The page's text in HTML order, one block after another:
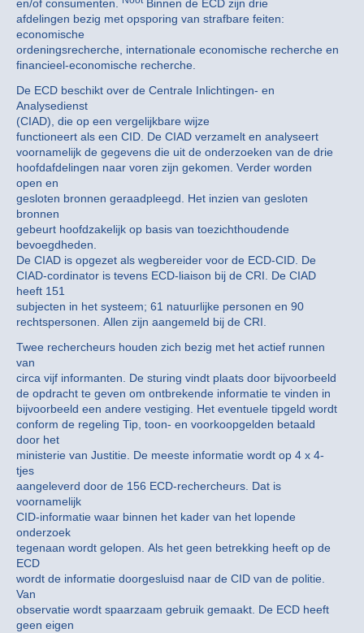
en/of consumenten.
Binnen de ECD zijn drie
afdelingen bezig met opsporing van strafbare feiten:
economische
ordeningsrecherche, internationale economische recherche en
financieel-economische recherche.
De ECD beschikt over de Centrale Inlichtingen- en
Analysedienst
(CIAD), die op een vergelijkbare wijze
functioneert als een CID. De CIAD verzamelt en analyseert
voornamelijk de gegevens die uit de onderzoeken van de drie
hoofdafdelingen naar voren zijn gekomen. Verder worden
open en
gesloten bronnen geraadpleegd. Het inzien van gesloten
bronnen
gebeurt hoofdzakelijk op basis van toezichthoudende
bevoegdheden.
De CIAD is opgezet als wegbereider voor de ECD-CID. De
CIAD-cordinator is tevens ECD-liaison bij de CRI. De CIAD
heeft 151
subjecten in het systeem; 61 natuurlijke personen en 90
rechtspersonen. Allen zijn aangemeld bij de CRI.
Twee rechercheurs houden zich bezig met het actief runnen
van
circa vijf informanten. De sturing vindt plaats door bijvoorbeeld
de opdracht te geven om ontbrekende informatie te vinden in
bijvoorbeeld een andere vestiging. Het eventuele tipgeld wordt
conform de regeling Tip, toon- en voorkoopgelden betaald
door het
ministerie van Justitie. De meeste informatie wordt op 4 x 4-
tjes
aangeleverd door de 156 ECD-rechercheurs. Dat is
voornamelijk
CID-informatie waar binnen het kader van het lopende
onderzoek
tegenaan wordt gelopen. Als het geen betrekking heeft op de
ECD
wordt de informatie doorgesluisd naar de CID van de politie.
Van
observatie wordt spaarzaam gebruik gemaakt. De ECD heeft
geen eigen